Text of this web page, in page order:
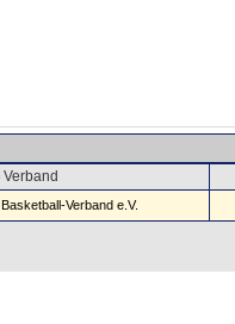
Verband
Verband e.V.